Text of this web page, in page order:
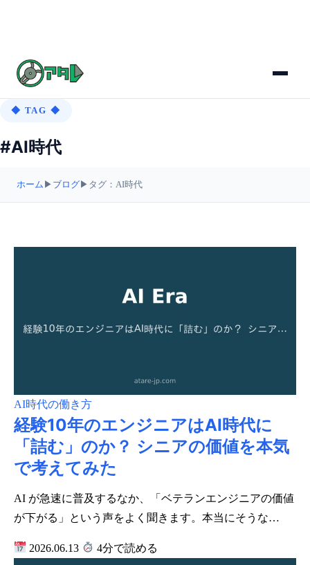
◆ TAG ◆
#AI時代
ホーム ▶ ブログ▶ タグ：AI時代
AI時代の働き方
経験10年のエンジニアはAI時代に
「詰む」のか？ シニアの価値を本気
で考えてみた
AI が急速に普及するなか、「ベテランエンジニアの価値
が下がる」という声をよく聞きます。本当にそうな…
2026.06.13 4分で読める